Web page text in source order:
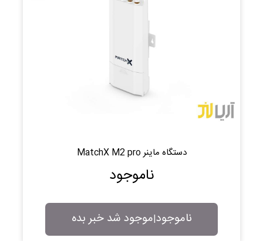
دستگاه ماینر MatchX M2 pro
ناموجود
ناموجود|موجود شد خبر بده